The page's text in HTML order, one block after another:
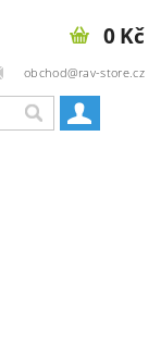
obchod@rav-store.cz
0 Kč